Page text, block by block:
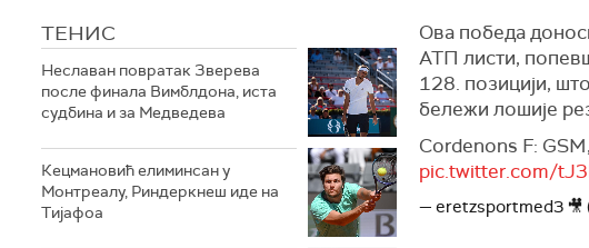
ТЕНИС
Неславан повратак Зверева
после финала Вимблдона, иста
судбина и за Медведева
Кецмановић елиминсан у
Монтреалу, Риндеркнеш иде на
Тијафоа
Ова победа
АТП листи,
128. позицији,
бележи лошије
Cordenons F:
pic.twitter.com/
— eretzsportmed3 🎥